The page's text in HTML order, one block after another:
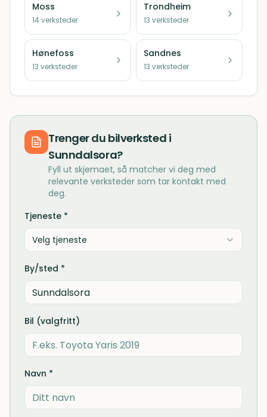
Moss
14verksteder
Trondheim
13 verksteder
Hønefoss
13 verksteder
Sandnes
13 verksteder
Trenger du bilverksted i
Sunndalsora?
Fyll ut skjemaet, så matcher vi deg med
relevante verksteder som tar kontakt med
deg.
Tjeneste *
Velg tjeneste
By/sted *
Bil (valgfritt)
Navn *